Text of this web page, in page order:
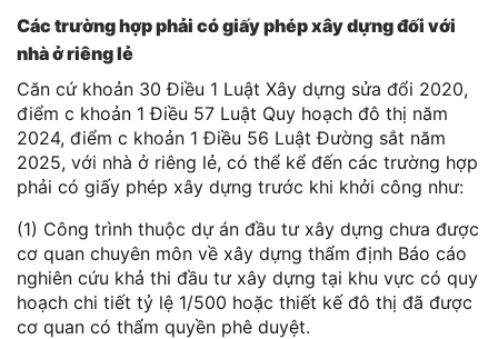
Các trường hợp phải có giấy phép xây dựng đối với
nhà ở riêng lẻ
Căn cứ khoản 30 Điều 1 Luật Xây dựng sửa đổi 2020,
điểm c khoản 1 Điều 57 Luật Quy hoạch đô thị năm
2024, điểm c khoản 1 Điều 56 Luật Đường sắt năm
2025, với nhà ở riêng lẻ, có thể kể đến các trường hợp
phải có giấy phép xây dựng trước khi khởi công như:
(1) Công trình thuộc dự án đầu tư xây dựng chưa được
cơ quan chuyên môn về xây dựng thẩm định Báo cáo
nghiên cứu khả thi đầu tư xây dựng tại khu vực có quy
hoạch chi tiết tỷ lệ 1/500 hoặc thiết kế đô thị đã được
cơ quan có thẩm quyền phê duyệt.